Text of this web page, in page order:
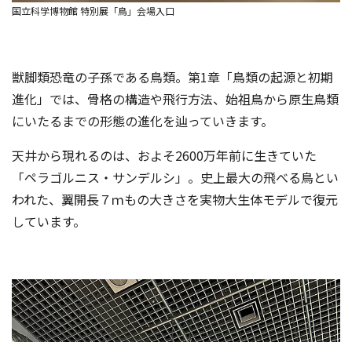
国立科学博物館 特別展「鳥」会場入口
獣脚類恐竜の子孫である鳥類。第1章「鳥類の起源と初期
進化」では、骨格の構造や飛行方法、始祖鳥から原生鳥類
にいたるまでの形態の進化を辿っていきます。
天井から現れるのは、およそ2600万年前に生きていた
「ペラゴルニス・サンデルシ」。史上最大の飛べる鳥とい
われた、翼開長７ｍもの大きさを実物大生体モデルで復元
しています。